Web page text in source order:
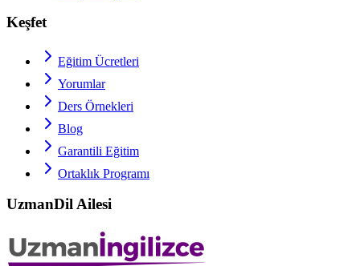
Keşfet
Eğitim Ücretleri
Yorumlar
Ders Örnekleri
Blog
Garantili Eğitim
Ortaklık Programı
UzmanDil Ailesi